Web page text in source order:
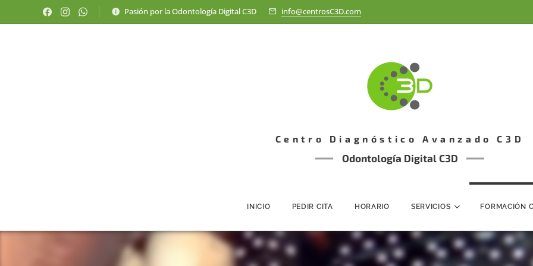
Pasión por la Odontología Digital C3D info@centrosC3D.com
Centro Diagnóstico Avanzado C3D
Odontología Digital C3D
INICIO PEDIR CITA HORARIO SERVICIOS FORMACIÓN